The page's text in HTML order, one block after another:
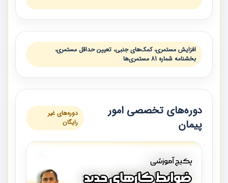
افزایش مستمری، کمک‌های جنبی، تعیین حداقل مستمری،
بخشنامه شماره 81 مستمری‌ها
دوره‌های تخصصی امور
پیمان
دوره‌های غیر
رایگان